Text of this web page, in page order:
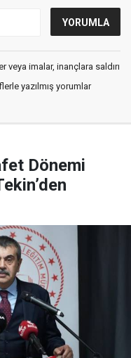
imalar, inançlara saldırı
yazılmış yorumlar
Dönemi